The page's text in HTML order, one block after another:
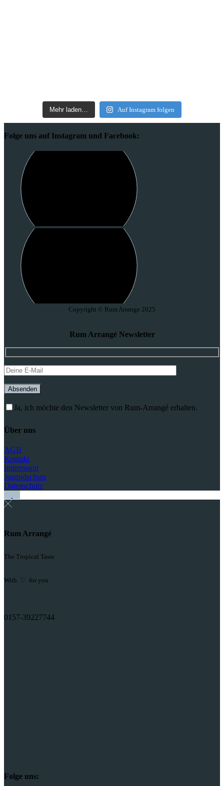
Mehr laden… Auf Instagram folgen
Folge uns auf Instagram und Facebook:
Copyright © Rum Arrange 2025
Rum Arrangé Newsletter
Absenden
Ja, ich möchte den Newsletter von Rum-Arrangé erhalten.
Über uns
AGB
Kontakt
Impressum
Jugendschutz
Datenschutz
Rum Arrangé
The Tropical Taste
With ♡ for you
0157-39227744
Folge uns: